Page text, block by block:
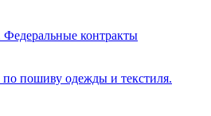
контракты
по пошиву одежды и текстиля.